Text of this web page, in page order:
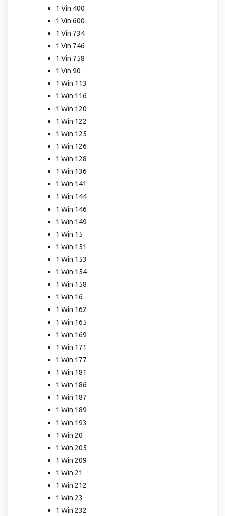
1 Vin 400
1 Vin 600
1 Vin 734
1 Vin 746
1 Vin 758
1 Vin 90
1 Win 113
1 Win 116
1 Win 120
1 Win 122
1 Win 125
1 Win 126
1 Win 128
1 Win 136
1 Win 141
1 Win 144
1 Win 146
1 Win 149
1 Win 15
1 Win 151
1 Win 153
1 Win 154
1 Win 158
1 Win 16
1 Win 162
1 Win 165
1 Win 169
1 Win 171
1 Win 177
1 Win 181
1 Win 186
1 Win 187
1 Win 189
1 Win 193
1 Win 20
1 Win 205
1 Win 209
1 Win 21
1 Win 212
1 Win 23
1 Win 232